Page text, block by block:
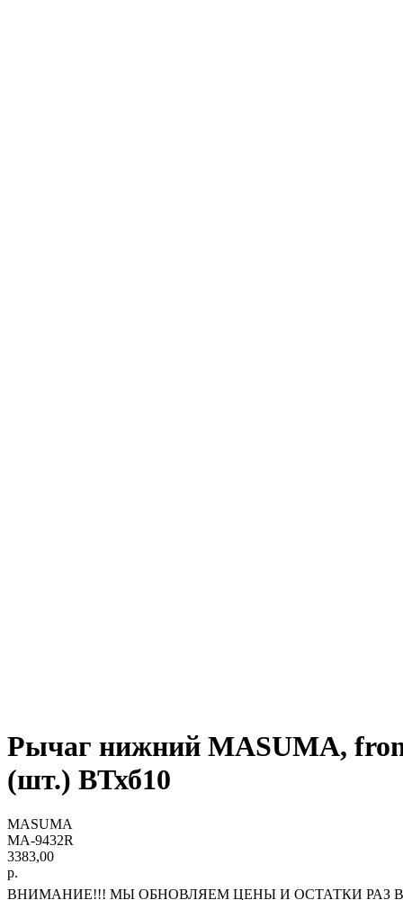
Рычаг нижний MASUMA,
(шт.) ВТхб10
MASUMA
MA-9432R
3383,00
р.
ВНИМАНИЕ!!! МЫ ОБНОВЛЯЕМ ЦЕНЫ И ОСТАТКИ РАЗ